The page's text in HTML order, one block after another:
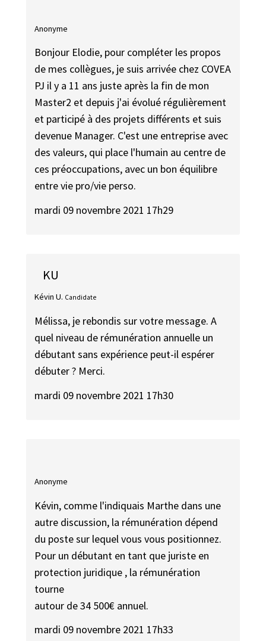
Anonyme
Bonjour Elodie, pour compléter les propos
de mes collègues, je suis arrivée chez COVEA
PJ il y a 11 ans juste après la fin de mon
Master2 et depuis j'ai évolué régulièrement
et participé à des projets différents et suis
devenue Manager. C'est une entreprise avec
des valeurs, qui place l'humain au centre de
ces préoccupations, avec un bon équilibre
entre vie pro/vie perso.
mardi 09 novembre 2021 17h29
KU
Kévin U. Candidate
Mélissa, je rebondis sur votre message. A
quel niveau de rémunération annuelle un
débutant sans expérience peut-il espérer
débuter ? Merci.
mardi 09 novembre 2021 17h30
Anonyme
Kévin, comme l'indiquais Marthe dans une
autre discussion, la rémunération dépend
du poste sur lequel vous vous positionnez.
Pour un débutant en tant que juriste en
protection juridique , la rémunération
tourne
autour de 34 500€ annuel.
mardi 09 novembre 2021 17h33